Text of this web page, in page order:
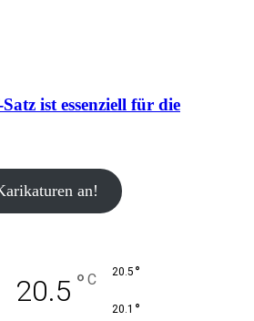
ist essenziell für die
an!
20.5 ° C 20.5 °
20.1 °